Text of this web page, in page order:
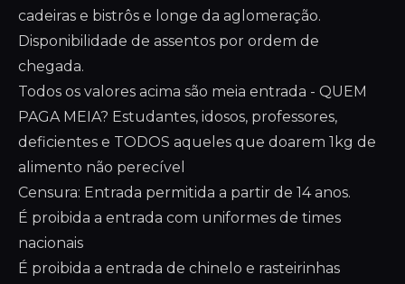
cadeiras e bistrôs e longe da aglomeração.
Disponibilidade de assentos por ordem de
chegada.
Todos os valores acima são meia entrada - QUEM
PAGA MEIA? Estudantes, idosos, professores,
deficientes e TODOS aqueles que doarem 1kg de
alimento não perecível
Censura: Entrada permitida a partir de 14 anos.
É proibida a entrada com uniformes de times
nacionais
É proibida a entrada de chinelo e rasteirinhas